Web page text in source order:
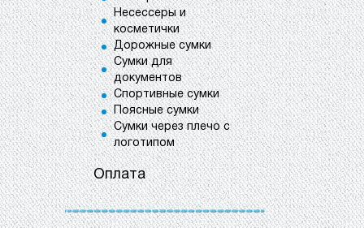
Несессеры и
косметички
Дорожные сумки
Сумки для
документов
Спортивные сумки
Поясные сумки
Сумки через плечо с
логотипом
Оплата